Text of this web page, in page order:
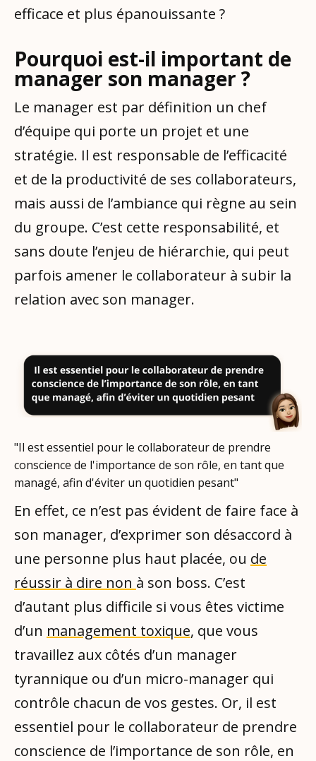
efficace et plus épanouissante ?
Pourquoi est-il important de
manager son manager ?
Le manager est par définition un chef
d’équipe qui porte un projet et une
stratégie. Il est responsable de l’efficacité
et de la productivité de ses collaborateurs,
mais aussi de l’ambiance qui règne au sein
du groupe. C’est cette responsabilité, et
sans doute l’enjeu de hiérarchie, qui peut
parfois amener le collaborateur à subir la
relation avec son manager.
"Il est essentiel pour le collaborateur de prendre
conscience de l'importance de son rôle, en tant que
managé, afin d'éviter un quotidien pesant"
En effet, ce n’est pas évident de faire face à
son manager, d’exprimer son désaccord à
une personne plus haut placée, ou de
réussir à dire non à son boss. C’est
d’autant plus difficile si vous êtes victime
d’un management toxique, que vous
travaillez aux côtés d’un manager
tyrannique ou d’un micro-manager qui
contrôle chacun de vos gestes. Or, il est
essentiel pour le collaborateur de prendre
conscience de l’importance de son rôle, en